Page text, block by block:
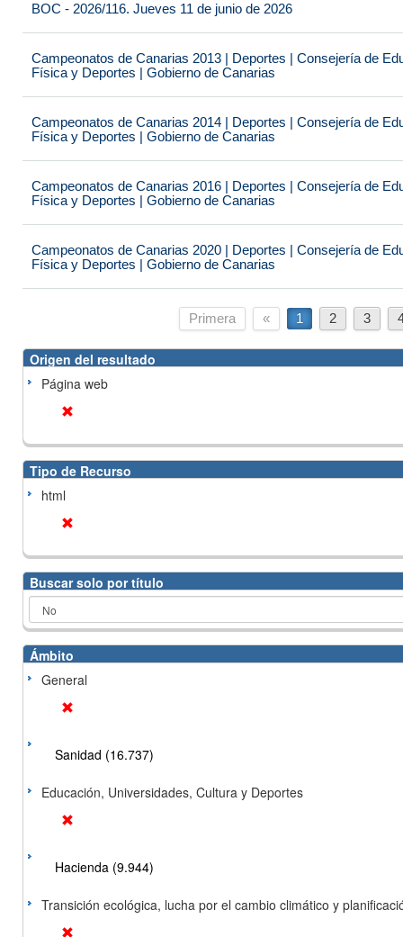
BOC - 2026/116. Jueves 11 de junio de 2026
Campeonatos de Canarias 2013 | Deportes | Consejería de
Física y Deportes | Gobierno de Canarias
Campeonatos de Canarias 2014 | Deportes | Consejería de
Física y Deportes | Gobierno de Canarias
Campeonatos de Canarias 2016 | Deportes | Consejería de
Física y Deportes | Gobierno de Canarias
Campeonatos de Canarias 2020 | Deportes | Consejería de
Física y Deportes | Gobierno de Canarias
Primera « 1 2 3
Origen del resultado
Página web
Tipo de Recurso
html
Buscar solo por título
Ámbito
General
Sanidad (16.737)
Educación, Universidades, Cultura y Deportes
Hacienda (9.944)
Transición ecológica, lucha por el cambio climático y